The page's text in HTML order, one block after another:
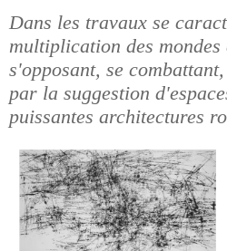
Dans les travaux se
multiplication des
s'opposant, se
par la suggestion
puissantes architectures